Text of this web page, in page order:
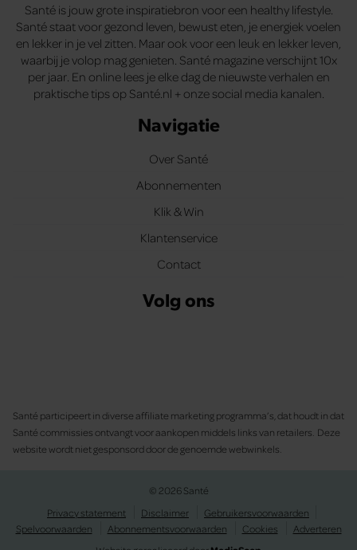
Santé is jouw grote inspiratiebron voor een healthy lifestyle.
Santé staat voor gezond leven, bewust eten, je energiek voelen
en lekker in je vel zitten. Maar ook voor een leuk en lekker leven,
waarbij je volop mag genieten. Santé magazine verschijnt 10x
per jaar. En online lees je elke dag de nieuwste verhalen en
praktische tips op Santé.nl + onze social media kanalen.
Navigatie
Over Santé
Abonnementen
Klik & Win
Klantenservice
Contact
Volg ons
Santé participeert in diverse affiliate marketing programma’s, dat houdt in dat
Santé commissies ontvangt voor aankopen middels links van retailers. Deze
website wordt niet gesponsord door de genoemde webwinkels.
© 2026 Santé
Privacy statement
Disclaimer
Gebruikersvoorwaarden
Spelvoorwaarden
Abonnementsvoorwaarden Cookies
Adverteren